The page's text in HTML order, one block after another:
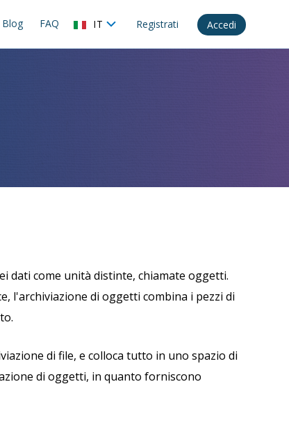
IT Registrati Accedi
Blog FAQ
dati come unità distinte, chiamate oggetti.
l'archiviazione di oggetti combina i pezzi di
di file, e colloca tutto in uno spazio di
di oggetti, in quanto forniscono